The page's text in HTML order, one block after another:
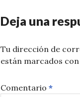
Deja una
Tu dirección de
están marcados con
Comentario *